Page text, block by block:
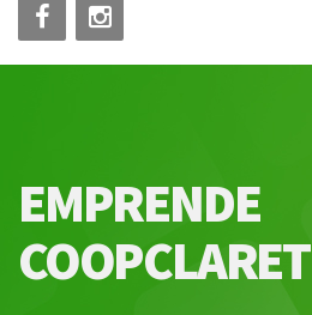
EMPRENDE
COOPCLARET